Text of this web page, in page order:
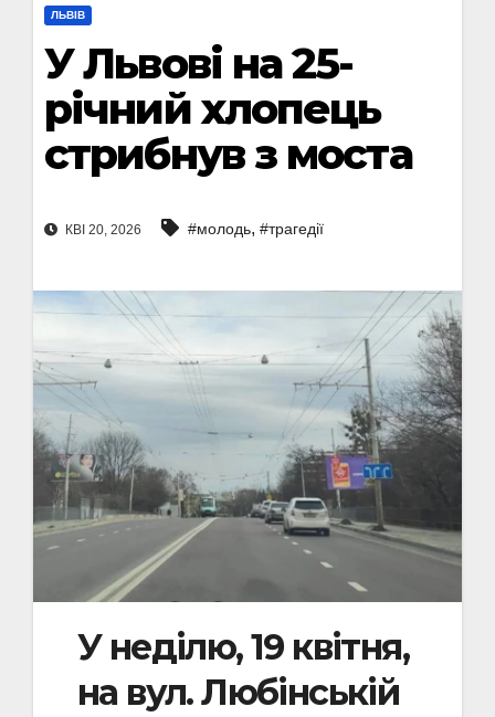
ЛЬВІВ
У Львові на 25-
річний хлопець
стрибнув з моста
КВІ 20, 2026 #молодь, #трагедії
У неділю, 19 квітня,
на вул. Любінській